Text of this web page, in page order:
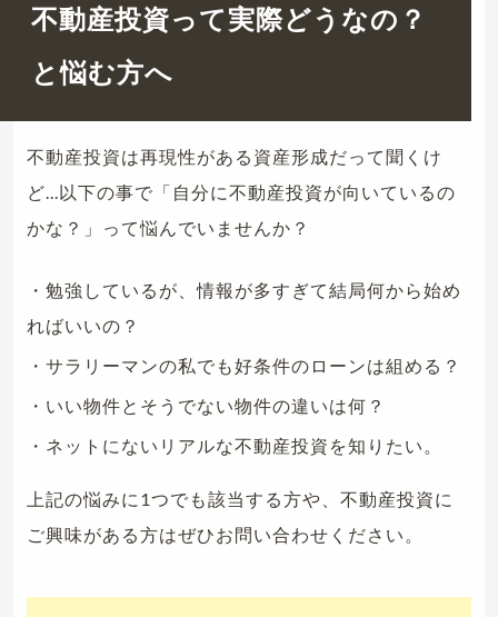
不動産投資って実際どうなの？
と悩む方へ
不動産投資は再現性がある資産形成だって聞くけ
ど...以下の事で「自分に不動産投資が向いているの
かな？」って悩んでいませんか？
・勉強しているが、情報が多すぎて結局何から始め
ればいいの？
・サラリーマンの私でも好条件のローンは組める？
・いい物件とそうでない物件の違いは何？
・ネットにないリアルな不動産投資を知りたい。
上記の悩みに1つでも該当する方や、不動産投資に
ご興味がある方はぜひお問い合わせください。